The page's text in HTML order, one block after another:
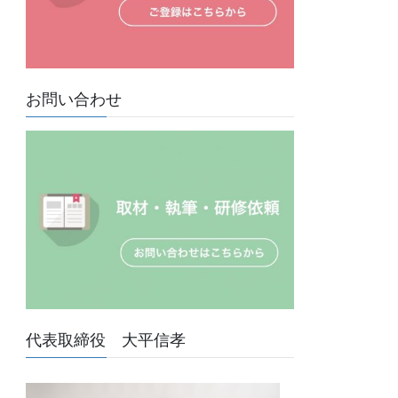
お問い合わせ
代表取締役 大平信孝